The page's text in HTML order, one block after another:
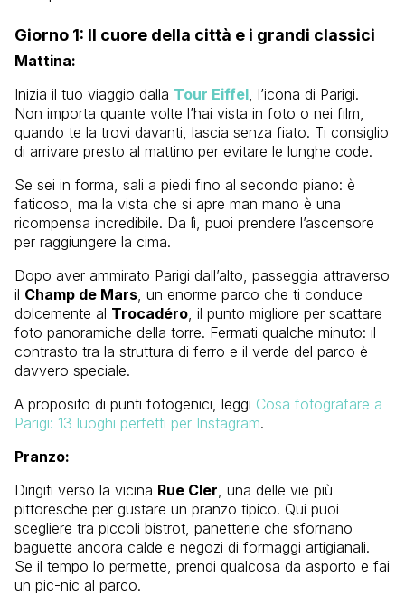
Giorno 1: Il cuore della città e i grandi classici
Mattina:
Inizia il tuo viaggio dalla Tour Eiffel, l’icona di Parigi.
Non importa quante volte l’hai vista in foto o nei film,
quando te la trovi davanti, lascia senza fiato. Ti consiglio
di arrivare presto al mattino per evitare le lunghe code.
Se sei in forma, sali a piedi fino al secondo piano: è
faticoso, ma la vista che si apre man mano è una
ricompensa incredibile. Da lì, puoi prendere l’ascensore
per raggiungere la cima.
Dopo aver ammirato Parigi dall’alto, passeggia attraverso
il Champ de Mars, un enorme parco che ti conduce
dolcemente al Trocadéro, il punto migliore per scattare
foto panoramiche della torre. Fermati qualche minuto: il
contrasto tra la struttura di ferro e il verde del parco è
davvero speciale.
A proposito di punti fotogenici, leggi Cosa fotografare a
Parigi: 13 luoghi perfetti per Instagram.
Pranzo:
Dirigiti verso la vicina Rue Cler, una delle vie più
pittoresche per gustare un pranzo tipico. Qui puoi
scegliere tra piccoli bistrot, panetterie che sfornano
baguette ancora calde e negozi di formaggi artigianali.
Se il tempo lo permette, prendi qualcosa da asporto e fai
un pic-nic al parco.